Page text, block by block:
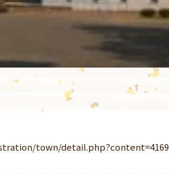
town/detail.php?content=4169